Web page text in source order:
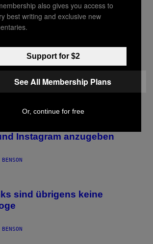
BENSON
Werbung kommt ins US-
es, mit ihrem Reichtum
Instagram anzugeben
sind übrigens keine
also gives you access to
best writing and exclusive new
Support for $2
See All Membership Plans
Or, continue for free